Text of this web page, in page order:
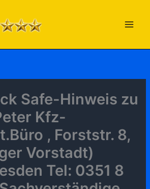
Safe-Hinweis zu
Kfz-
, Forststr. 8,
Vorstadt)
Tel: 0351 8